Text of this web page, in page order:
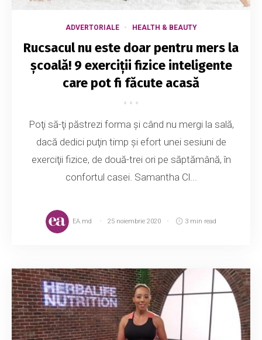
ADVERTORIALE HEALTH & BEAUTY
Rucsacul nu este doar pentru mers la
școală! 9 exerciții fizice inteligente
care pot fi făcute acasă
Poţi să-ţi păstrezi forma şi când nu mergi la sală,
dacă dedici puţin timp şi efort unei sesiuni de
exerciţii fizice, de două-trei ori pe săptămână, în
confortul casei. Samantha Cl...
EA.md 25 noiembrie 2020 3 min read